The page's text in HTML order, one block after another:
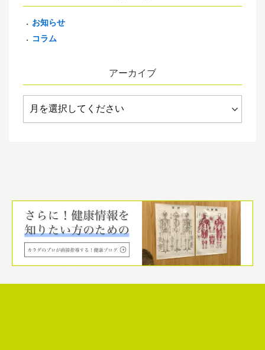
お知らせ
コラム
アーカイブ